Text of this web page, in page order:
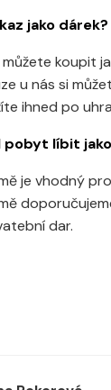
jako dárek?
koupit
u nás si
ihned po
pobyt líbit
je vhodný
dar.